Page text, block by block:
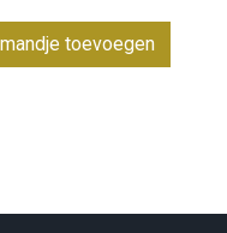
toevoegen